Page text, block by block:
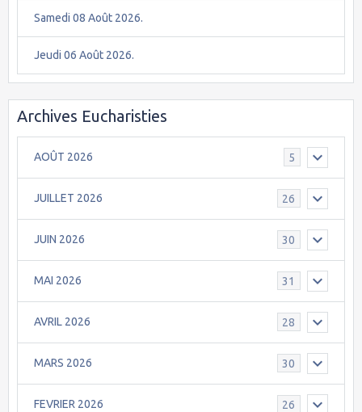
Samedi 08 Août 2026.
Jeudi 06 Août 2026.
Archives Eucharisties
AOÛT 2026 5
JUILLET 2026 26
JUIN 2026 30
MAI 2026 31
AVRIL 2026 28
MARS 2026 30
FEVRIER 2026 26